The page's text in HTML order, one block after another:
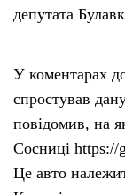
депутата
У коментарах
спростував
повідомив, на
Сосниці
Це авто